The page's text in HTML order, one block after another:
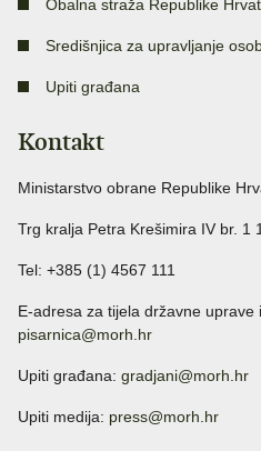
Obalna straža Republike
Središnjica za upravljanje
Upiti građana
Kontakt
Ministarstvo obrane Republike
Trg kralja Petra Krešimira IV br. 1
Tel: +385 (1) 4567 111
E-adresa za tijela državne uprave
pisarnica@morh.hr
Upiti građana: gradjani@morh.hr
Upiti medija: press@morh.hr